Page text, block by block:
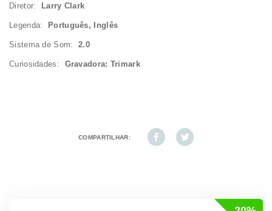
Diretor: Larry Clark
Legenda: Português, Inglês
Sistema de Som:2.0
Curiosidades: Gravadora: Trimark
COMPARTILHAR: